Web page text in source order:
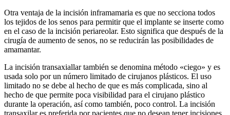
Otra ventaja de la incisión inframamaria es que no secciona todos
los tejidos de los senos para permitir que el implante se inserte como
en el caso de la incisión periareolar. Esto significa que después de la
cirugía de aumento de senos, no se reducirán las posibilidades de
amamantar.
La incisión transaxiallar también se denomina método «ciego» y es
usada solo por un número limitado de cirujanos plásticos. El uso
limitado no se debe al hecho de que es más complicada, sino al
hecho de que permite poca visibilidad para el cirujano plástico
durante la operación, así como también, poco control. La incisión
transaxilar es preferida por pacientes que no desean tener incisiones